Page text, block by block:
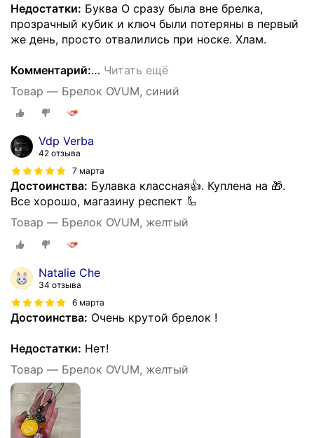
Недостатки: Буква О сразу была вне брелка,
прозрачный кубик и ключ были потеряны в первый
же день, просто отвалились при носке. Хлам.
Комментарий:… Читать ещё
Товар — Брелок OVUM, синий
Vdp Verba
42 отзыва
7 марта
Достоинства: Булавка классная👍. Куплена на 🎁.
Все хорошо, магазину респект 🦾
Товар — Брелок OVUM, желтый
Natalie Che
34 отзыва
6 марта
Достоинства: Очень крутой брелок !
Недостатки: Нет!
Товар — Брелок OVUM, желтый